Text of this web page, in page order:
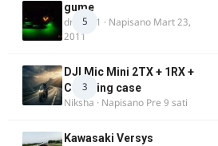
5
gume
dragan1 · Napisano Mart 23,
2011
3
DJI Mic Mini 2TX + 1RX +
Charging case
Niksha · Napisano Pre 9 sati
Kawasaki Versys